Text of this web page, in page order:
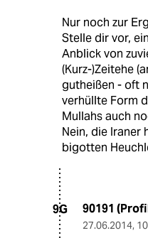
Nur noch zur
Stelle dir vor,
Anblick von
(Kurz-)Zeitehe
gutheißen - oft
verhüllte Form
Mullahs auch
Nein, die Iraner
bigotten
9G 90191
27.06.2014,